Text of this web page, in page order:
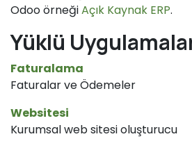
Odoo örneğiAçık Kaynak ERP.
Yüklü
Faturalama
Faturalar ve Ödemeler
Websitesi
Kurumsal web sitesi oluşturucu